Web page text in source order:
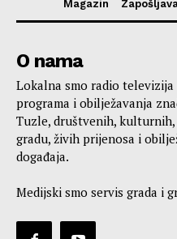
Magazin
O nama
Lokalna smo radio
programa i obilježavanja
Tuzle, društvenih,
gradu, živih prijenosa i
događaja.
Medijski smo servis grada i